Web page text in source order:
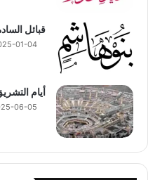
قبائل
01-04
أيام
06-05